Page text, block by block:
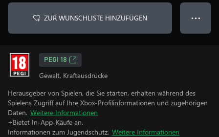
ZUR WUNSCHLISTE HINZUFÜGEN ● ● ●
PEGI 18
Gewalt, Kraftausdrücke
Herausgeber von Spielen, die Sie starten, erhalten während des
Spielens Zugriff auf Ihre Xbox-Profilinformationen und zugehörigen
Daten. Weitere Informationen
+Bietet In-App-Käufe an.
Informationen zum Jugendschutz. Weitere Informationen